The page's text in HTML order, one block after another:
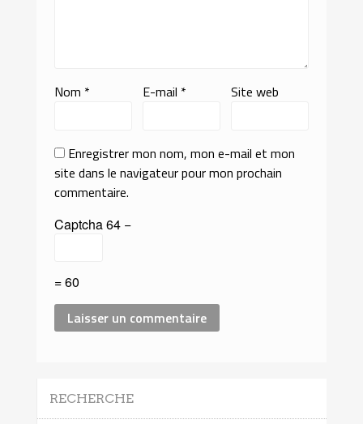
Nom * E-mail * Site web
Enregistrer mon nom, mon e-mail et mon
site dans le navigateur pour mon prochain
commentaire.
Captcha64 −
= 60
RECHERCHE